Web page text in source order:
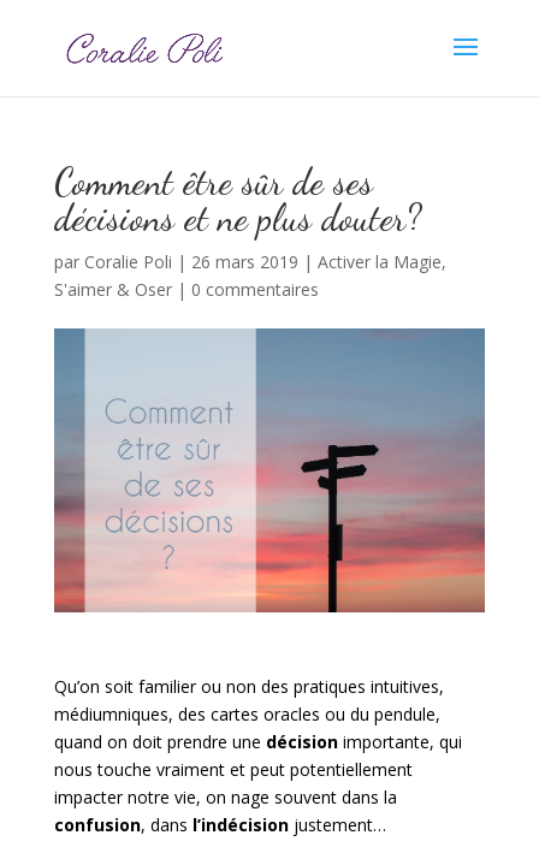
Comment être sûr de ses
décisions et ne plus douter?
par Coralie Poli | 26 mars 2019 | Activer la Magie,
S'aimer & Oser| 0 commentaires
Qu’on soit familier ou non des pratiques intuitives,
médiumniques, des cartes oracles ou du pendule,
quand on doit prendre une décisionimportante, qui
nous touche vraiment et peut potentiellement
impacter notre vie, on nage souvent dans la
confusion, dans l’indécisionjustement…